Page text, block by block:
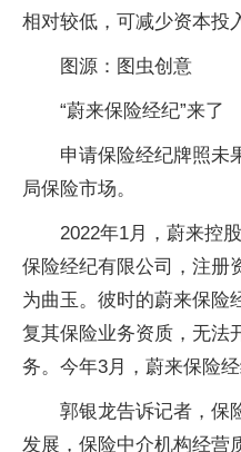
相对较低，可减少资本投
图源：图虫创意
“蔚来保险经纪”来了
申请保险经纪牌照未
局保险市场。
2022年1月，蔚来控
保险经纪有限公司，注册
为曲玉。彼时的蔚来保险
复其保险业务资质，无法
务。今年3月，蔚来保险
郭银龙告诉记者，保
发展，保险中介机构经营